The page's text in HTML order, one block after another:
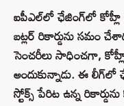
ఐపీఎల్‌లో ఛేజింగ్‌లో
బట్లర్ రికార్డును సమం
సెంచరీలు సాధించగా,
అందుకున్నాడు. ఈ
స్టోక్స్ పేరిట ఉన్న